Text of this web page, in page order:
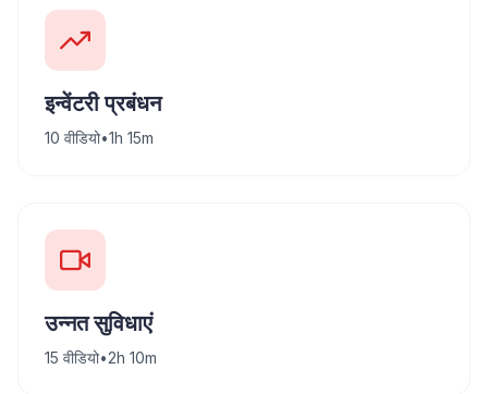
इन्वेंटरी प्रबंधन
10 वीडियो•1h 15m
उन्नत सुविधाएं
15 वीडियो•2h 10m